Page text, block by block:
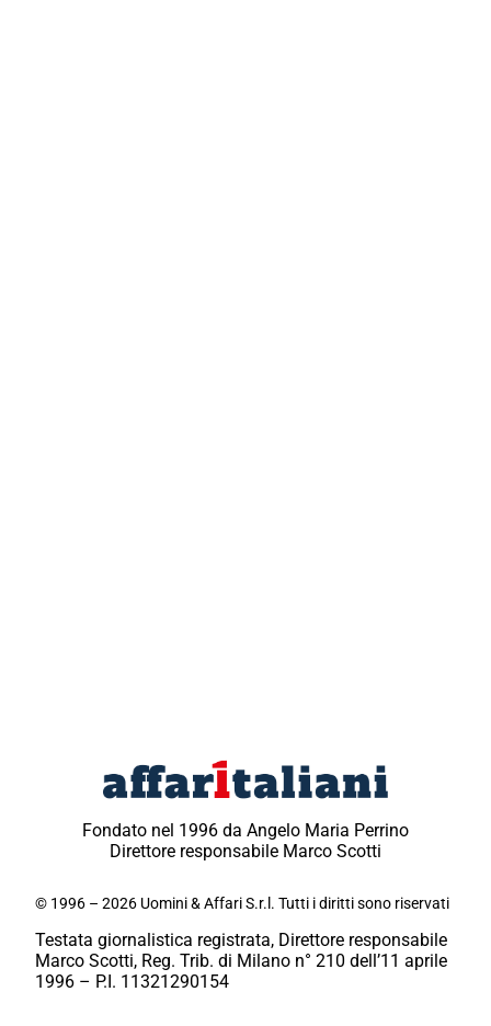
Fondato nel 1996 da Angelo Maria Perrino
Direttore responsabile Marco Scotti
© 1996 – 2026 Uomini & Affari S.r.l. Tutti i diritti sono riservati
Testata giornalistica registrata, Direttore responsabile
Marco Scotti, Reg. Trib. di Milano n° 210 dell’11 aprile
1996 – P.I. 11321290154